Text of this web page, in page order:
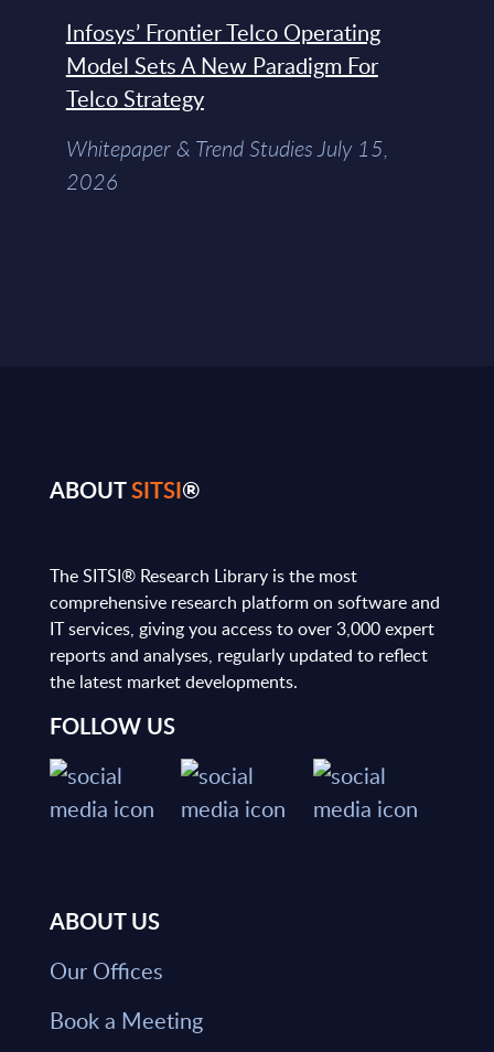
Infosys’ Frontier Telco Operating
Model Sets A New Paradigm For
Telco Strategy
Whitepaper & Trend Studies July 15,
2026
ABOUTSITSI®
The SITSI® Research Library is the most
comprehensive research platform on software and
IT services, giving you access to over 3,000 expert
reports and analyses, regularly updated to reflect
the latest market developments.
FOLLOW US
ABOUT US
Our Offices
Book a Meeting